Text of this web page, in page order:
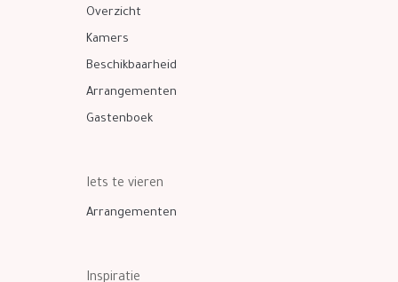
Overzicht
Kamers
Beschikbaarheid
Arrangementen
Gastenboek
Iets te vieren
Arrangementen
Inspiratie